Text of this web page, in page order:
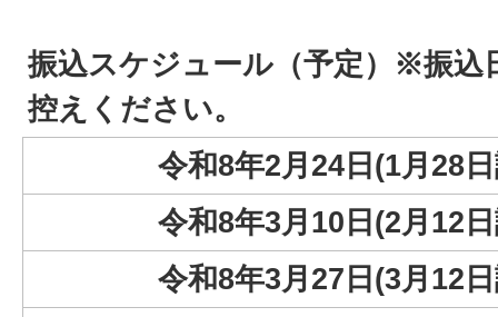
振込スケジュール（予定）※振込
控えください。
令和8年2月24日(1月28
令和8年3月10日(2月12
令和8年3月27日(3月12